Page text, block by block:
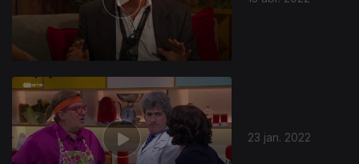
23 jan. 2022